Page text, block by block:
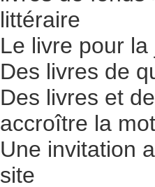
littéraire
Le livre pour
Des livres de
Des livres et
accroître la
Une invitation
site